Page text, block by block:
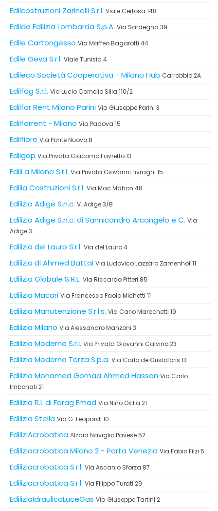
Edilcostruzioni Zarinelli S.r.l. Viale Certosa 148
Edilda Edilizia Lombarda S.p.A. Via Sardegna 39
Edile Cartongesso Via Maffeo Bagarotti 44
Edile Geva S.r.l. Viale Tunisia 4
Edileco Società Cooperativa - Milano Hub Carrobbio 2A
Edilfag S.r.l. Via Lucio Cornelio Silla 110/2
Edilfar Rent Milano Parini Via Giuseppe Parini 3
Edilfarrent - Milano Via Padova 15
Edilfiore Via Ponte Nuovo 8
Edilgap Via Privata Giacomo Favretto 13
Edili a Milano S.r.l. Via Privata Giovanni Livraghi 15
Edilia Costruzioni S.r.l. Via Mac Mahon 48
Edilizia Adige S.n.c. V. Adige 3/B
Edilizia Adige S.n.c. di Sannicandro Arcangelo e C. Via
Adige 3
Edilizia del Lauro S.r.l. Via del Lauro 4
Edilizia di Ahmed Battai Via Ludovico Lazzaro Zamenhof 11
Edilizia Globale S.R.L. Via Riccardo Pitteri 85
Edilizia Macari Via Francesco Paolo Michetti 11
Edilizia Manutenzione S.r.l.s. Via Carlo Marochetti 19
Edilizia Milano Via Alessandro Manzoni 3
Edilizia Moderna S.r.l. Via Privata Giovanni Calvino 23
Edilizia Moderna Terza S.p.a. Via Carlo de Cristoforis 13
Edilizia Mohamed Gomaa Ahmed Hassan Via Carlo
Imbonati 21
Edilizia R.L di Farag Emad Via Nino Oxilia 21
Edilizia Stella Via G. Leopardi 10
EdiliziAcrobatica Alzaia Naviglio Pavese 52
Ediliziacrobatica Milano 2 - Porta Venezia Via Fabio Filzi 5
Ediliziacrobatica S.r.l. Via Ascanio Sforza 87
Ediliziacrobatica S.r.l. Via Filippo Turati 29
EdiliziaIdraulicaLuceGas Via Giuseppe Tartini 2